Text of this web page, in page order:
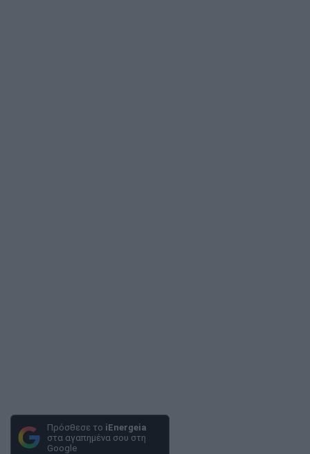
Πρόσθεσε το iEnergeia
στα αγαπημένα σου στη
Google